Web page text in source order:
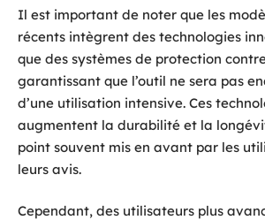
Il est important de noter que les
récents intègrent des technologies
que des systèmes de protection
garantissant que l’outil ne sera pas
d’une utilisation intensive. Ces
augmentent la durabilité et la
point souvent mis en avant par les
leurs avis.
Cependant, des utilisateurs plus